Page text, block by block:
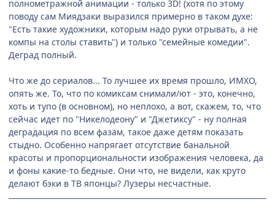
полнометражной анимации - только 3D! (хотя по этому
поводу сам Миядзаки выразился примерно в таком духе:
"Есть такие художники, которым надо руки отрывать, а не
компы на столы ставить") и только "семейные комедии".
Деград полный.
Что же до сериалов... То лучшее их время прошло, ИМХО,
опять же. То, что по комиксам снимали/ют - это, конечно,
хоть и тупо (в основном), но неплохо, а вот, скажем, то, что
сейчас идет по "Никелодеону" и "Джетиксу" - ну полная
деградация по всем фазам, такое даже детям показать
стыдно. Особенно напрягает отсутствие банальной
красоты и пропорциональности изображения человека, да
и фоны какие-то бедные. Они что, не видели, как круто
делают бэки в ТВ японцы? Лузеры несчастные.